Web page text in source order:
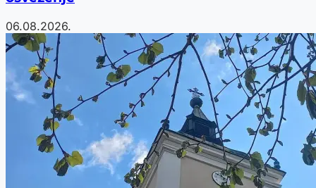
06.08.2026.